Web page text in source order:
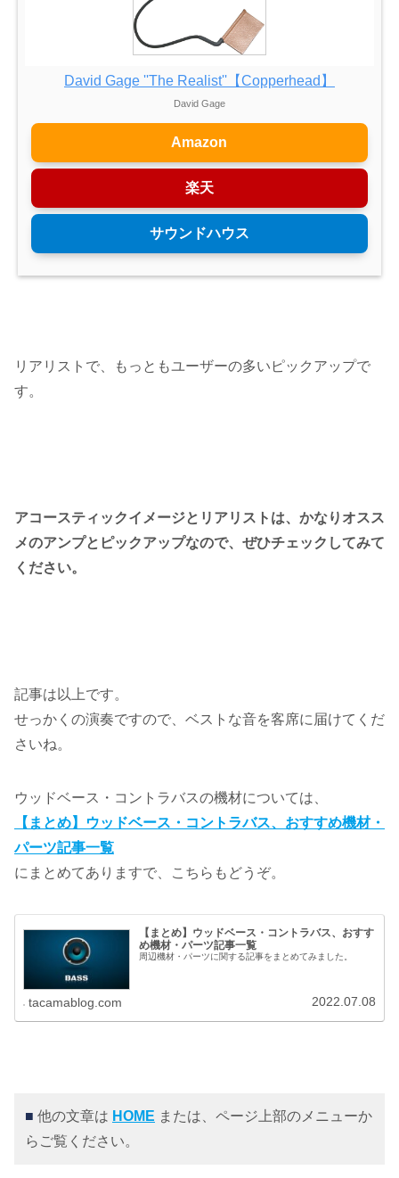
David Gage ''The Realist''【Copperhead】
David Gage
Amazon
楽天
サウンドハウス
リアリストで、もっともユーザーの多いピックアップで
す。
アコースティックイメージとリアリストは、かなりオスス
メのアンプとピックアップなので、ぜひチェックしてみて
ください。
記事は以上です。
せっかくの演奏ですので、ベストな音を客席に届けてくだ
さいね。
ウッドベース・コントラバスの機材については、
【まとめ】ウッドベース・コントラバス、おすすめ機材・
パーツ記事一覧
にまとめてありますで、こちらもどうぞ。
【まとめ】ウッドベース・コントラバス、おすす
め機材・パーツ記事一覧
周辺機材・パーツに関する記事をまとめてみました。
tacamablog.com 2022.07.08
■ 他の文章は HOME または、ページ上部のメニューか
らご覧ください。